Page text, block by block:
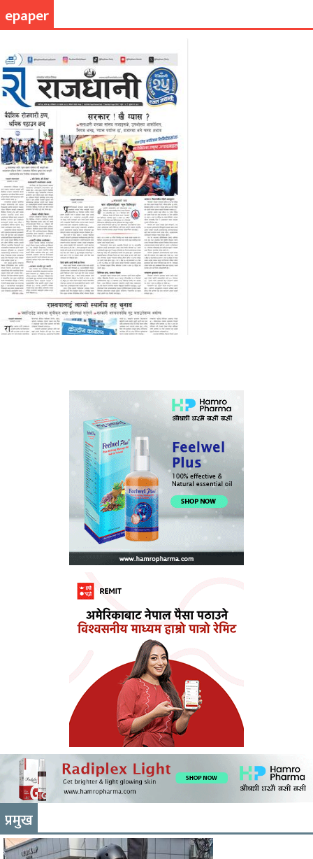
epaper
प्रमुख